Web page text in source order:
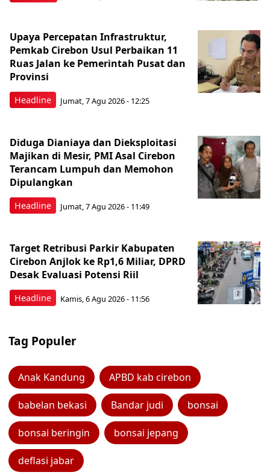
Headline
Upaya Percepatan Infrastruktur,
Pemkab Cirebon Usul Perbaikan 11
Ruas Jalan ke Pemerintah Pusat dan
Provinsi
Jumat, 7 Agu 2026 - 12:25
Headline
Diduga Dianiaya dan Dieksploitasi
Majikan di Mesir, PMI Asal Cirebon
Terancam Lumpuh dan Memohon
Dipulangkan
Jumat, 7 Agu 2026 - 11:49
Headline
Target Retribusi Parkir Kabupaten
Cirebon Anjlok ke Rp1,6 Miliar, DPRD
Desak Evaluasi Potensi Riil
Kamis, 6 Agu 2026 - 11:56
Tag Populer
Anak Kandung APBD kab cirebon
babelan bekasi Bandar judi bonsai
bonsai beringin bonsai jepang
deflasi jabar